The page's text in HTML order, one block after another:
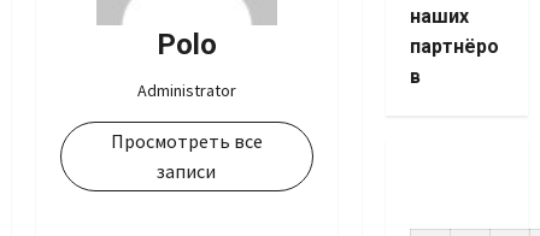
Polo
Administrator
Просмотреть все
записи
наших
партнёро
в